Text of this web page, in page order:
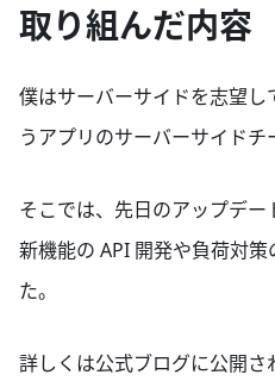
取り組んだ内容
僕はサーバーサイドを志望し
うアプリのサーバーサイドチ
そこでは、先日のアップデー
新機能の API 開発や負荷対
た。
詳しくは公式ブログに公開